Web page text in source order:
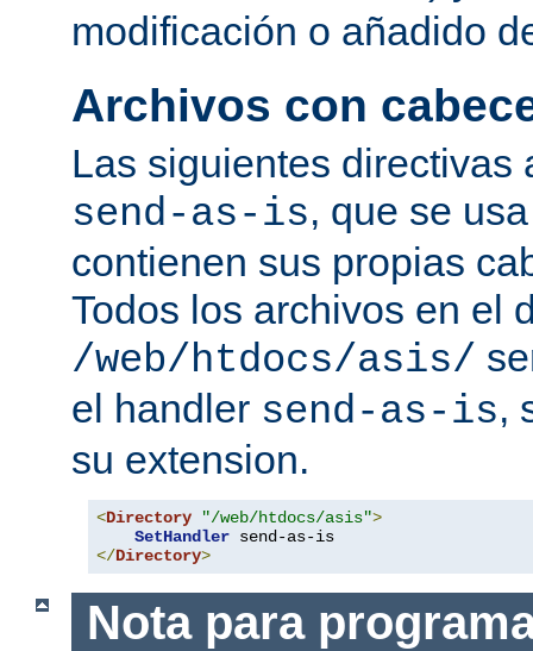
modificación o añadido
Archivos con
Las siguientes directivas
send-as-is, que se
contienen sus propias
Todos los archivos en el
/web/htdocs/asis/
el handler send-as-is,
su extension.
<Directory "/web/htdocs/asis">
SetHandler
</Directory>
Nota para